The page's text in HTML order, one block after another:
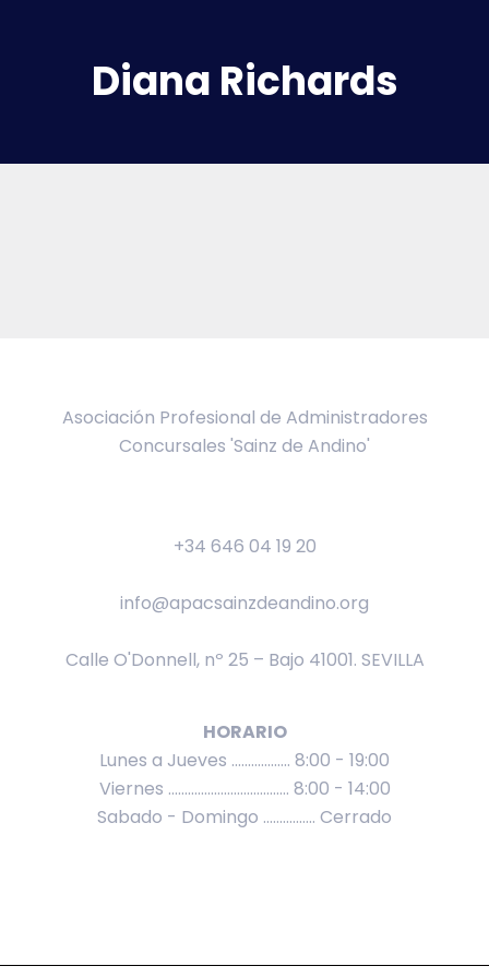
Diana Richards
Asociación Profesional de Administradores
Concursales 'Sainz de Andino'
+34 646 04 19 20
info@apacsainzdeandino.org
Calle O'Donnell, nº 25 – Bajo 41001. SEVILLA
HORARIO
Lunes a Jueves .................. 8:00 - 19:00
Viernes ..................................... 8:00 - 14:00
Sabado - Domingo ................ Cerrado